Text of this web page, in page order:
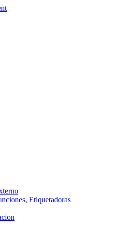
Etiquetadoras